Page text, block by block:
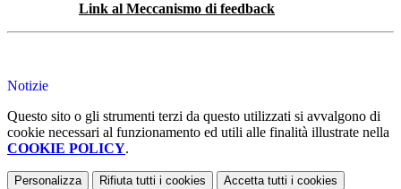
Link al Meccanismo di feedback
Notizie
Questo sito o gli strumenti terzi da questo utilizzati si avvalgono di
cookie necessari al funzionamento ed utili alle finalità illustrate nella
COOKIE POLICY.
Personalizza Rifiuta tutti i cookies Accetta tutti i cookies